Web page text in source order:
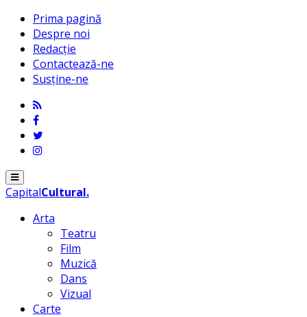
Prima pagină
Despre noi
Redacție
Contactează-ne
Susține-ne
Menu
CapitalCultural.
Arta
Teatru
Film
Muzică
Dans
Vizual
Carte